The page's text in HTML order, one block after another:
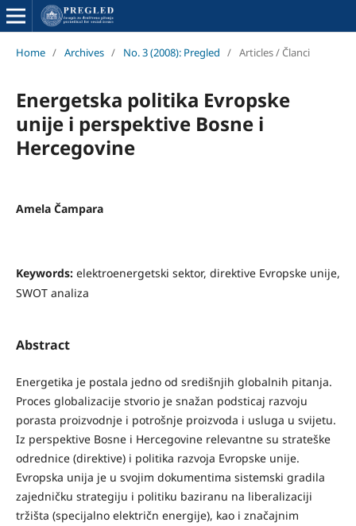
Home / Archives / No. 3 (2008): Pregled / Articles / Članci
Energetska politika Evropske
unije i perspektive Bosne i
Hercegovine
Amela Čampara
Keywords: elektroenergetski sektor, direktive Evropske unije,
SWOT analiza
Abstract
Energetika je postala jedno od središnjih globalnih pitanja.
Proces globalizacije stvorio je snažan podsticaj razvoju
porasta proizvodnje i potrošnje proizvoda i usluga u svijetu.
Iz perspektive Bosne i Hercegovine relevantne su strateške
odrednice (direktive) i politika razvoja Evropske unije.
Evropska unija je u svojim dokumentima sistemski gradila
zajedničku strategiju i politiku baziranu na liberalizaciji
tržišta (specijalno električn energije), kao i značajnim